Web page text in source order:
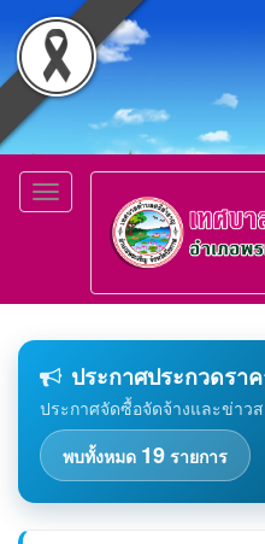
Toggle
navigation
ประกาศประกวดรา
ประกาศจัดซื้อจัดจ้างและข่าว
พบทั้งหมด 19 รายการ